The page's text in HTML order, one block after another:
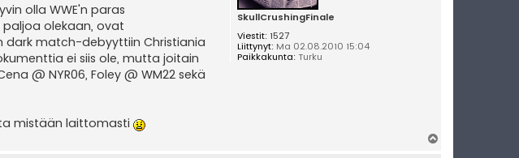
SkullCrushingFinale
Viestit: 1527
Liittynyt: Ma 02.08.2010 15:04
Paikkakunta: Turku
olla WWE'n paras
olekaan, ovat
dark match-debyyttiin Christiania
ei siis ole, mutta joitain
@ NYR06, Foley @ WM22 sekä
mistään laittomasti